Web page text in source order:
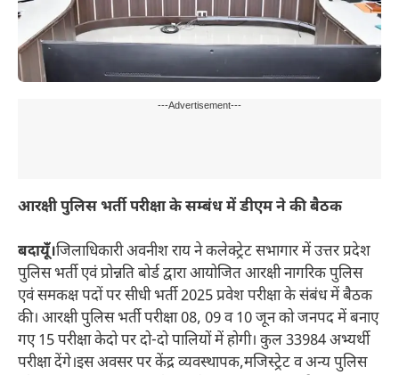
---Advertisement---
आरक्षी पुलिस भर्ती परीक्षा के सम्बंध में डीएम ने की बैठक
बदायूँ।जिलाधिकारी अवनीश राय ने कलेक्ट्रेट सभागार में उत्तर प्रदेश
पुलिस भर्ती एवं प्रोन्नति बोर्ड द्वारा आयोजित आरक्षी नागरिक पुलिस
एवं समकक्ष पदों पर सीधी भर्ती 2025 प्रवेश परीक्षा के संबंध में बैठक
की। आरक्षी पुलिस भर्ती परीक्षा 08, 09 व 10 जून को जनपद में बनाए
गए 15 परीक्षा केदो पर दो-दो पालियों में होगी। कुल 33984 अभ्यर्थी
परीक्षा देंगे।इस अवसर पर केंद्र व्यवस्थापक,मजिस्ट्रेट व अन्य पुलिस